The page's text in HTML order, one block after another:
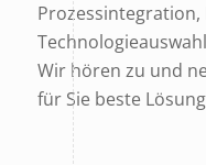
Prozessintegration,
Wir hören zu und
für Sie beste